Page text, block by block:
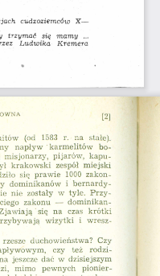
cudzoziemców  X
trzymać  się  mamy
Ludwika   Kremera